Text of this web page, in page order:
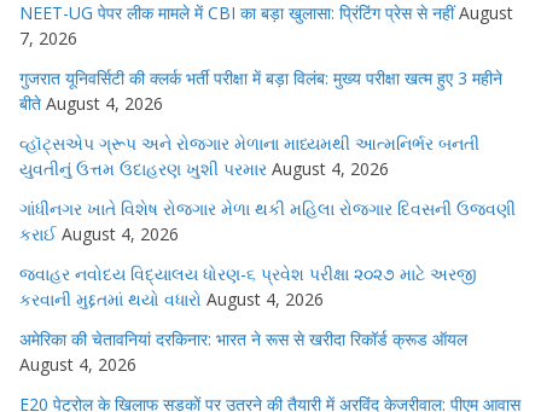
NEET-UG पेपर लीक मामले में CBI का बड़ा खुलासा: प्रिंटिंग प्रेस से नहीं August
7, 2026
गुजरात यूनिवर्सिटी की क्लर्क भर्ती परीक्षा में बड़ा विलंब: मुख्य परीक्षा खत्म हुए 3 महीने
बीते August 4, 2026
વ્હૉટ્સએપ ગ્રૂપ અને રોજગાર મેળાના માધ્યમથી આત્મનિર્ભર બનતી
યુવતીનું ઉત્તમ ઉદાહરણ ખુશી પરમાર August 4, 2026
ગાંધીનગર ખાતે વિશેષ રોજગાર મેળા થકી મહિલા રોજગાર દિવસની ઉજવણી
કરાઈ August 4, 2026
જવાહર નવોદય વિદ્યાલય ધોરણ-૬ પ્રવેશ પરીક્ષા ૨૦૨૭ માટે અરજી
કરવાની મુદ્દતમાં થયો વધારો August 4, 2026
अमेरिका की चेतावनियां दरकिनार: भारत ने रूस से खरीदा रिकॉर्ड क्रूड ऑयल
August 4, 2026
E20 पेट्रोल के खिलाफ सड़कों पर उतरने की तैयारी में अरविंद केजरीवाल: पीएम आवास